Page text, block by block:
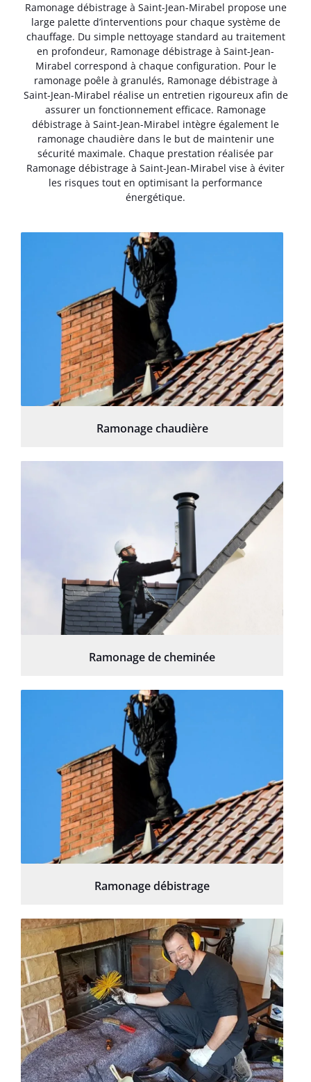
Ramonage débistrage à Saint-Jean-Mirabel propose une
large palette d’interventions pour chaque système de
chauffage. Du simple nettoyage standard au traitement
en profondeur, Ramonage débistrage à Saint-Jean-
Mirabel correspond à chaque configuration. Pour le
ramonage poêle à granulés, Ramonage débistrage à
Saint-Jean-Mirabel réalise un entretien rigoureux afin de
assurer un fonctionnement efficace. Ramonage
débistrage à Saint-Jean-Mirabel intègre également le
ramonage chaudière dans le but de maintenir une
sécurité maximale. Chaque prestation réalisée par
Ramonage débistrage à Saint-Jean-Mirabel vise à éviter
les risques tout en optimisant la performance
énergétique.
Ramonage chaudière
Ramonage de cheminée
Ramonage débistrage